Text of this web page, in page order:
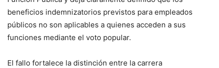
beneficios indemnizatorios previstos para empleados
públicos no son aplicables a quienes acceden a sus
funciones mediante el voto popular.
El fallo fortalece la distinción entre la carrera